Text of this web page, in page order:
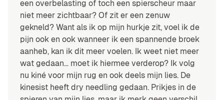
een overbelasting of toch een spierscheur maar
niet meer zichtbaar? Of zit er een zenuw
gekneld? Want als ik op mijn hurkje zit, voel ik de
pijn ook en ook wanneer ik een spannende broek
aanheb, kan ik dit meer voelen. Ik weet niet meer
wat gedaan… moet ik hiermee verderop? Ik volg
nu kiné voor mijn rug en ook deels mijn lies. De
kinesist heeft dry needling gedaan. Prikjes in de